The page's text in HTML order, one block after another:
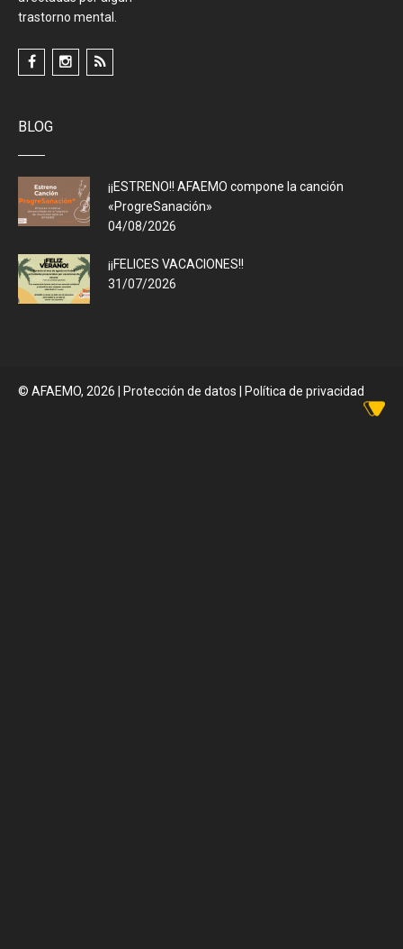
trastorno mental.
BLOG
¡¡ESTRENO!! AFAEMO compone la canción
«ProgreSanación»
04/08/2026
¡¡FELICES VACACIONES!!
31/07/2026
© AFAEMO, 2026 Protección de datos | Política de privacidad